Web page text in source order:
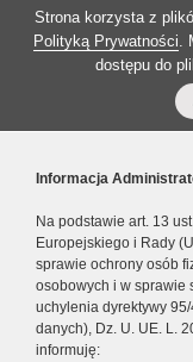
Strona korzysta z
Polityką Prywatności.
dostępu do
Informacja
Na podstawie art. 13
Europejskiego i Rady
sprawie ochrony osób
osobowych i w sprawie
uchylenia dyrektywy
danych), Dz. U. UE. L.
informuję: